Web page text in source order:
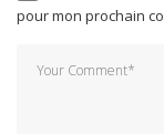
pour mon prochain